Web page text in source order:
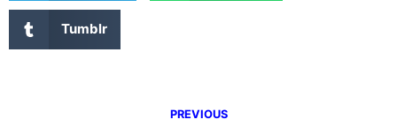
Tumblr
PREVIOUS